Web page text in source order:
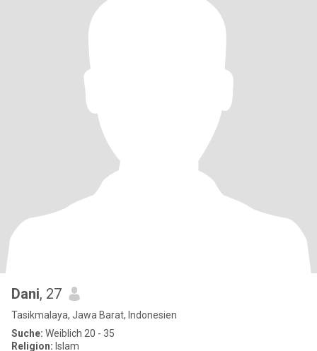
Dani, 27
Tasikmalaya, Jawa Barat, Indonesien
Suche: Weiblich 20 - 35
Religion: Islam